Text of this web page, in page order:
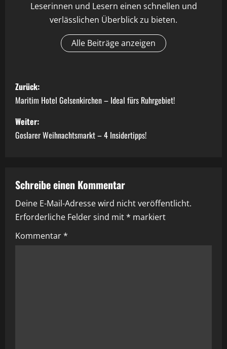
Leserinnen und Lesern einen schnellen und
verlässlichen Überblick zu bieten.
Alle Beiträge anzeigen
B
e
i
t
a
g
s
Zurück:
Maritim Hotel Gelsenkirchen – Ideal fürs Ruhrgebiet!
Weiter:
Goslarer Weihnachtsmarkt – 4 Insidertipps!
Schreibe einen Kommentar
Deine E-Mail-Adresse wird nicht veröffentlicht.
Erforderliche Felder sind mit* markiert
Kommentar*